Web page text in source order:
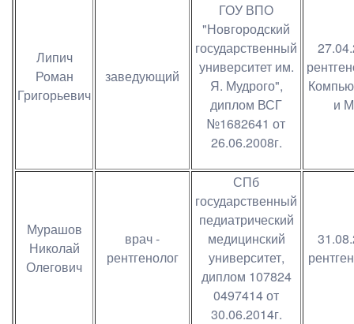
Липич
Роман
Григорьевич
заведующий
ГОУ ВПО
"Новгородский
государственный
университет им.
Я. Мудрого",
диплом ВСГ
№1682641 от
26.06.2008г.
и
Мурашов
Николай
Олегович
врач -
рентгенолог
СПб
государственный
педиатрический
медицинский
университет,
диплом 107824
0497414 от
30.06.2014г.